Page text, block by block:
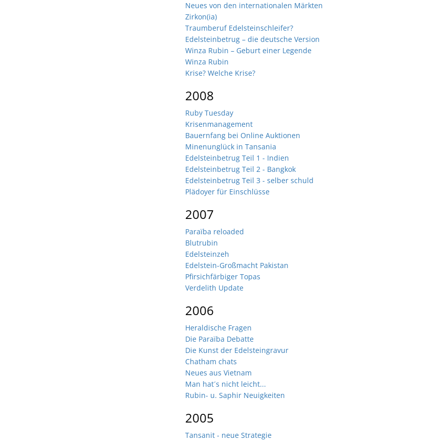
Neues von den internationalen Märkten
Zirkon(ia)
Traumberuf Edelsteinschleifer?
Edelsteinbetrug – die deutsche Version
Winza Rubin – Geburt einer Legende
Winza Rubin
Krise? Welche Krise?
2008
Ruby Tuesday
Krisenmanagement
Bauernfang bei Online Auktionen
Minenunglück in Tansania
Edelsteinbetrug Teil 1 - Indien
Edelsteinbetrug Teil 2 - Bangkok
Edelsteinbetrug Teil 3 - selber schuld
Plädoyer für Einschlüsse
2007
Paraïba reloaded
Blutrubin
Edelsteinzeh
Edelstein-Großmacht Pakistan
Pfirsichfärbiger Topas
Verdelith Update
2006
Heraldische Fragen
Die Paraïba Debatte
Die Kunst der Edelsteingravur
Chatham chats
Neues aus Vietnam
Man hat´s nicht leicht...
Rubin- u. Saphir Neuigkeiten
2005
Tansanit - neue Strategie